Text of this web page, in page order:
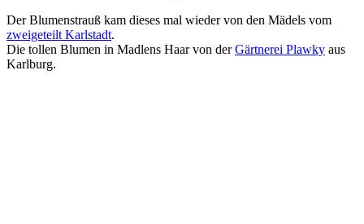
Der Blumenstrauß kam dieses mal wieder von den Mädels vom
zweigeteilt Karlstadt.
Die tollen Blumen in Madlens Haar von derGärtnerei Plawky aus
Karlburg.